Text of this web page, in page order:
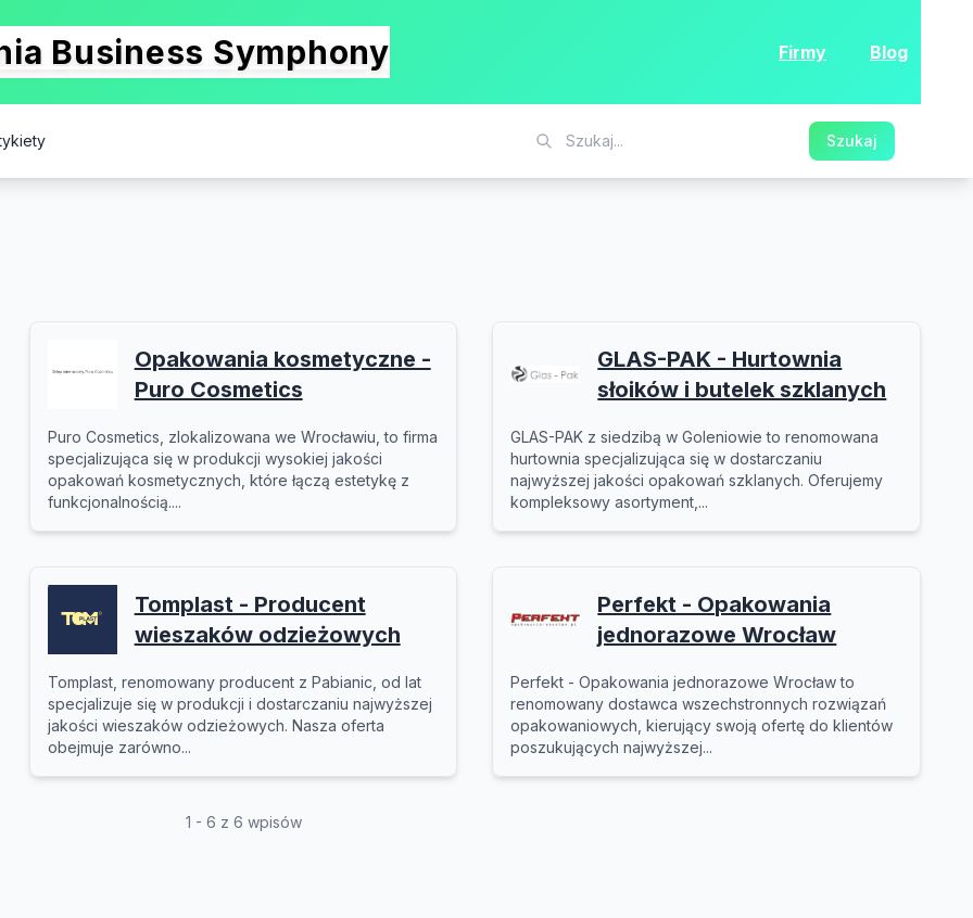
Business Symphony Firmy Blog
Szukaj
Opakowania kosmetyczne -
Puro Cosmetics
Puro Cosmetics, zlokalizowana we Wrocławiu, to firma
specjalizująca się w produkcji wysokiej jakości
opakowań kosmetycznych, które łączą estetykę z
funkcjonalnością....
GLAS-PAK - Hurtownia
słoików i butelek szklanych
GLAS-PAK z siedzibą w Goleniowie to renomowana
hurtownia specjalizująca się w dostarczaniu
najwyższej jakości opakowań szklanych. Oferujemy
kompleksowy asortyment,...
Tomplast - Producent
wieszaków odzieżowych
Tomplast, renomowany producent z Pabianic, od lat
specjalizuje się w produkcji i dostarczaniu najwyższej
jakości wieszaków odzieżowych. Nasza oferta
obejmuje zarówno...
Perfekt - Opakowania
jednorazowe Wrocław
Perfekt - Opakowania jednorazowe Wrocław to
renomowany dostawca wszechstronnych rozwiązań
opakowaniowych, kierujący swoją ofertę do klientów
poszukujących najwyższej...
1 - 6 z 6 wpisów